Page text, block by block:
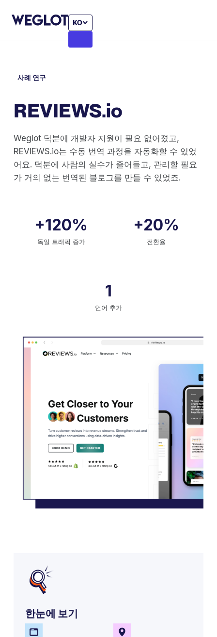
KO
사례 연구
REVIEWS.io
Weglot 덕분에 개발자 지원이 필요 없어졌고,
REVIEWS.io는 수동 번역 과정을 자동화할 수 있었
어요. 덕분에 사람의 실수가 줄어들고, 관리할 필요
가 거의 없는 번역된 블로그를 만들 수 있었죠.
+120%
독일 트래픽 증가
+20%
전환율
1
언어 추가
한눈에 보기